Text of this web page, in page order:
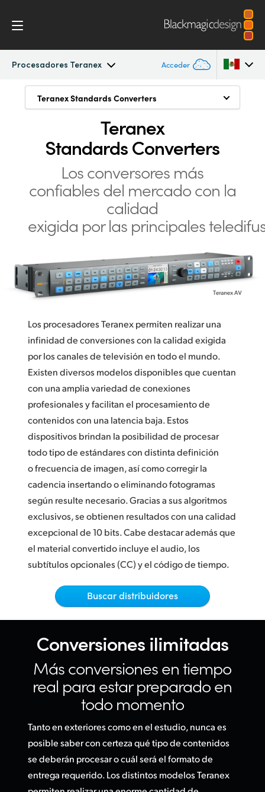
Procesadores Teranex Acceder
Teranex Standards Converters
Diseño
Tecnología
Argentina
Austria
China
Finland
Germany
Hong Kong SAR, China
India
Italy
Korea
Mexico
Malaysia
Netherlands
Poland
South Africa
Chinese Taipei
Turkey
Teranex Standards Converters
Teranex Standards Converters
Conversiones ilimitadas
1089 tipos de conversiones
Procesamiento HDMI de avanzada
Conversiones al instante con latencia baja
Almacenamiento de imágenes
Calidad Teranex
Ajuste óptico de la imagen y procesamiento a nivel
Desentrelazamiento de calidad excepcional
Diseño familiar. Panel de control con tecnología
de avanzada
Tecnología SDI 12G
Conexiones de vanguardia
Control de la imagen
Datos auxiliares
Control general
Cuatro enlaces SDI para superficies audiovisuales
El preferido de las emisoras
Teranex
Standards Converters
Los conversores más
confiables del mercadocon la
calidad
exigida por las principales
Los procesadores Teranex permiten realizar una
infinidad de conversiones con la calidad exigida
por los canales de televisión en todo el mundo.
Existen diversos modelos disponibles que cuentan
con una amplia variedad de conexiones
profesionales y facilitan el procesamiento de
contenidos con una latencia baja. Estos
dispositivos brindan la posibilidad de procesar
todo tipo de estándares con distinta definición
o frecuencia de imagen, así como corregir la
cadencia insertando o eliminando fotogramas
según resulte necesario. Gracias a sus algoritmos
exclusivos, se obtienen resultados con una calidad
excepcional de 10 bits. Cabe destacar además que
el material convertido incluye el audio, los
subtítulos opcionales (CC) y el código de tiempo.
Buscar distribuidores
Conversiones ilimitadas
Más conversiones entiempo
real para estar preparado en
todo momento
Tanto en exteriores como en el estudio, nunca es
posible saber con certeza qué tipo de contenidos
se deberán procesar o cuál será el formato de
entrega requerido. Los distintos modelos Teranex